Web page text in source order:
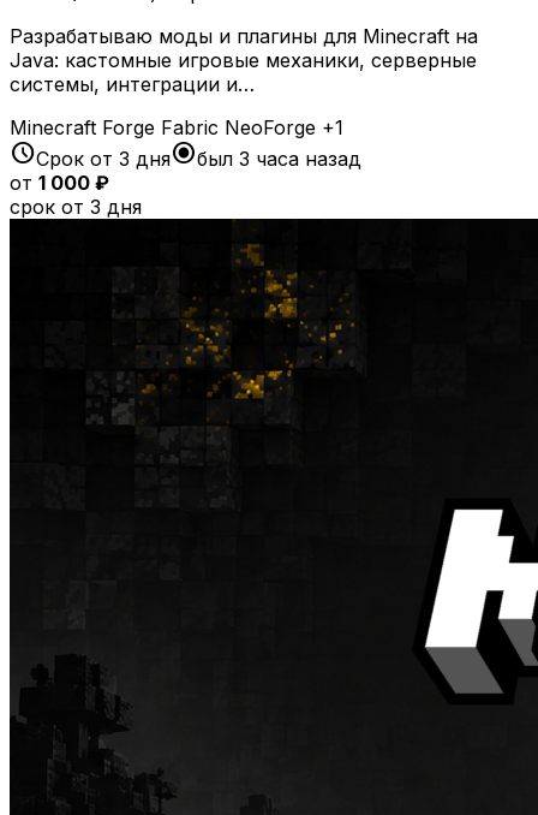
Разрабатываю моды и плагины для Minecraft на
Java: кастомные игровые механики, серверные
системы, интеграции и…
Minecraft Forge Fabric NeoForge +1
scheduleСрок от 3 дняradio_button_checkedбыл 3 часа назад
от 1 000 ₽
срок от 3 дня